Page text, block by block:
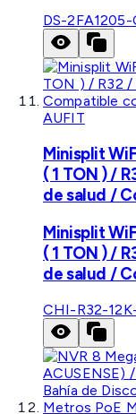
DS-
AUFIT
Minisplit
( 1 TON ) /
de salud /
Minisplit
( 1 TON ) /
de salud /
CHI-R32-